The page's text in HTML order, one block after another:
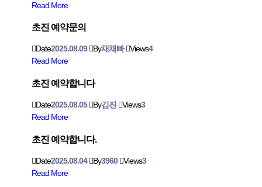
Read More
초진 예약문의
Date2025.08.09 By채채빠 Views4
Read More
초진 예약합니다
Date2025.08.05 By김진 Views3
Read More
초진 예약합니다.
Date2025.08.04 By3960 Views3
Read More